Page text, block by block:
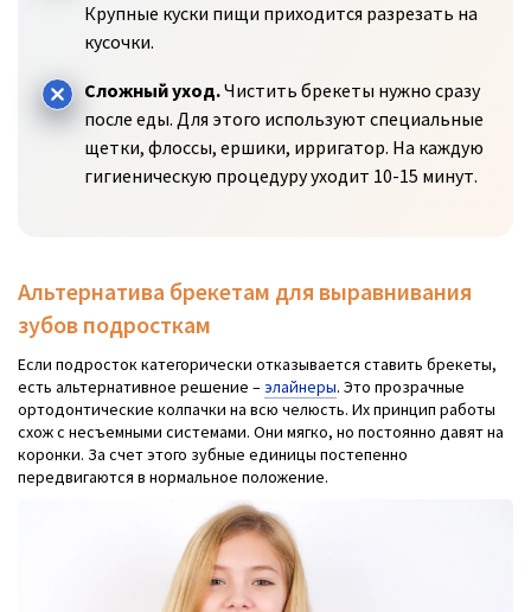
Крупные куски пищи приходится разрезать на
кусочки.
Сложный уход.Чистить брекеты нужно сразу
после еды. Для этого используют специальные
щетки, флоссы, ершики, ирригатор. На каждую
гигиеническую процедуру уходит 10-15 минут.
Альтернатива брекетам для выравнивания
зубов подросткам
Если подросток категорически отказывается ставить брекеты,
есть альтернативное решение –элайнеры. Это прозрачные
ортодонтические колпачки на всю челюсть. Их принцип работы
схож с несъемными системами. Они мягко, но постоянно давят на
коронки. За счет этого зубные единицы постепенно
передвигаются в нормальное положение.